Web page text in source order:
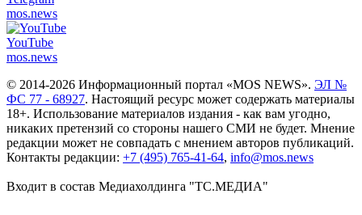
mos.news
YouTube
mos.news
© 2014-2026 Информационный портал «MOS NEWS». ЭЛ №
ФС 77 - 68927. Настоящий ресурс может содержать материалы
18+. Использование материалов издания - как вам угодно,
никаких претензий со стороны нашего СМИ не будет. Мнение
редакции может не совпадать с мнением авторов публикаций.
Контакты редакции: +7 (495) 765-41-64, info@mos.news
Входит в состав Медиахолдинга "ТС.МЕДИА"